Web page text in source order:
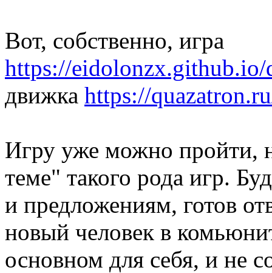
Вот, собственно, игра
https://eidolonzx.github.io/
движка https://
Игру уже можно пройти,
теме" такого рода игр.
и предложениям, готов
новый человек в
основном для себя, и не